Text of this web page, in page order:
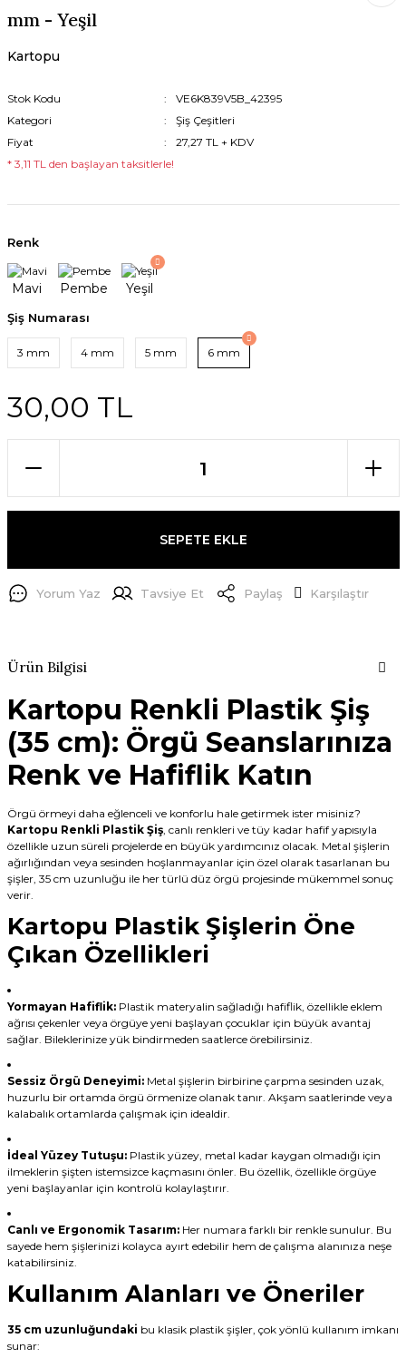
mm - Yeşil
Kartopu
Stok Kodu
VE6K839V5B_42395
Kategori
Şiş Çeşitleri
Fiyat
27,27 TL + KDV
* 3,11 TL den başlayan taksitlerle!
Renk
Şiş Numarası
3 mm 4 mm 5 mm 6 mm
30,00 TL
SEPETE EKLE
Yorum Yaz Tavsiye Et Paylaş Karşılaştır
Ürün Bilgisi
Kartopu Renkli Plastik Şiş
(35 cm): Örgü Seanslarınıza
Renk ve Hafiflik Katın
Örgü örmeyi daha eğlenceli ve konforlu hale getirmek ister misiniz?
Kartopu Renkli Plastik Şiş, canlı renkleri ve tüy kadar hafif yapısıyla
özellikle uzun süreli projelerde en büyük yardımcınız olacak. Metal şişlerin
ağırlığından veya sesinden hoşlanmayanlar için özel olarak tasarlanan bu
şişler, 35 cm uzunluğu ile her türlü düz örgü projesinde mükemmel sonuç
verir.
Kartopu Plastik Şişlerin Öne
Çıkan Özellikleri
Yormayan Hafiflik:Plastik materyalin sağladığı hafiflik, özellikle eklem
ağrısı çekenler veya örgüye yeni başlayan çocuklar için büyük avantaj
sağlar. Bileklerinize yük bindirmeden saatlerce örebilirsiniz.
Sessiz Örgü Deneyimi:Metal şişlerin birbirine çarpma sesinden uzak,
huzurlu bir ortamda örgü örmenize olanak tanır. Akşam saatlerinde veya
kalabalık ortamlarda çalışmak için idealdir.
İdeal Yüzey Tutuşu:Plastik yüzey, metal kadar kaygan olmadığı için
ilmeklerin şişten istemsizce kaçmasını önler. Bu özellik, özellikle örgüye
yeni başlayanlar için kontrolü kolaylaştırır.
Canlı ve Ergonomik Tasarım:Her numara farklı bir renkle sunulur. Bu
sayede hem şişlerinizi kolayca ayırt edebilir hem de çalışma alanınıza neşe
katabilirsiniz.
Kullanım Alanları ve Öneriler
35 cm uzunluğundaki bu klasik plastik şişler, çok yönlü kullanım imkanı
sunar: